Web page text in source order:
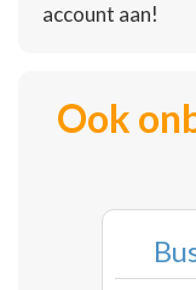
account aan!
Ook